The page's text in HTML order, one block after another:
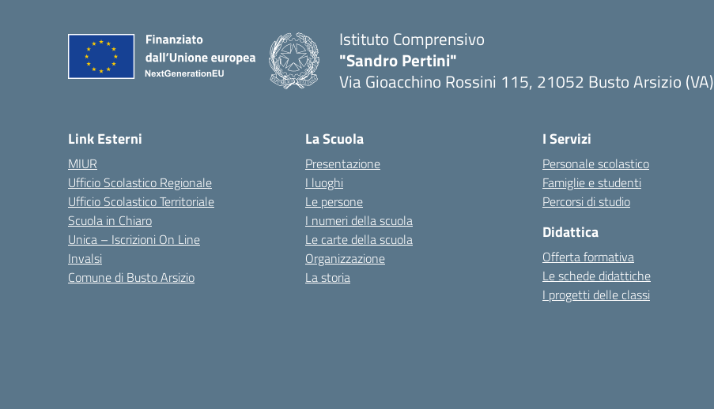
Istituto Comprensivo
"Sandro Pertini"
Via Gioacchino Rossini 115, 21052 Busto Arsizio (VA)
Link Esterni
MIUR
Ufficio Scolastico Regionale
Ufficio Scolastico Territoriale
Scuola in Chiaro
Unica – Iscrizioni On Line
Invalsi
Comune di Busto Arsizio
La Scuola
Presentazione
I luoghi
Le persone
I numeri della scuola
Le carte della scuola
Organizzazione
La storia
I Servizi
Personale scolastico
Famiglie e studenti
Percorsi di studio
Didattica
Offerta formativa
Le schede didattiche
I progetti delle classi